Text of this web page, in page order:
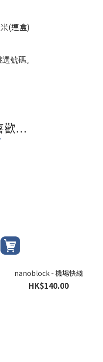
(連盒)
號碼。
歡...
nanoblock - 機場快綫
HK$140.00